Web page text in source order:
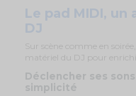
Le pad MIDI,
DJ
Sur scène comme en
matériel du DJ pour
Déclencher ses
simplicité